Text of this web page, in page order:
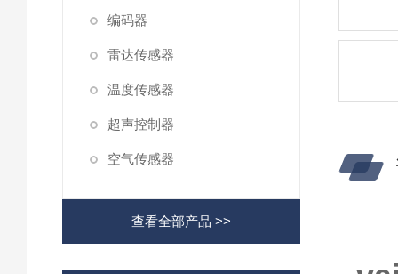
编码器
雷达传感器
温度传感器
超声控制器
空气传感器
查看全部产品 >>